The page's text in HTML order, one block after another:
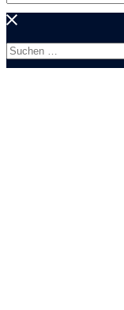
nach:
Suchen
nach: